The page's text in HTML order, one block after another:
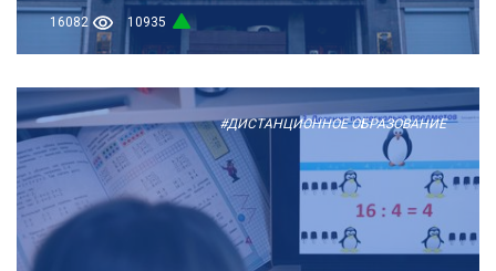
16082 10935
#ДИСТАНЦИОННОЕ ОБРАЗОВАНИЕ